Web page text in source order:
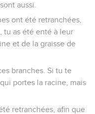
aussi.
ont été retranchées,
tu as été enté à leur
et de la graisse de
branches. Si tu te
portes la racine, mais
retranchées, afin que